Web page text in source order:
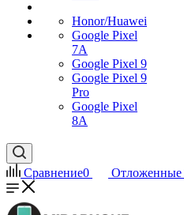
Honor/Huawei
Google Pixel
7А
Google Pixel 9
Google Pixel 9
Pro
Google Pixel
8A
Сравнение0 Отложенные